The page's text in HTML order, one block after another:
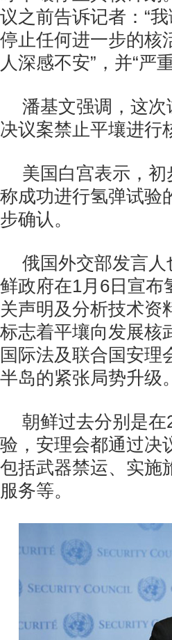
议之前告诉记者：“
停止任何进一步的核
人深感不安”，并“严
潘基文强调，这
决议案禁止平壤进行
美国白宫表示，
称成功进行氢弹试验
步确认。
俄国外交部发言
鲜政府在1月6日宣布
关声明及分析技术资
标志着平壤向发展核
国际法及联合国安理
半岛的紧张局势升级
朝鲜过去分别是
验，安理会都通过决
包括武器禁运、实施
服务等。